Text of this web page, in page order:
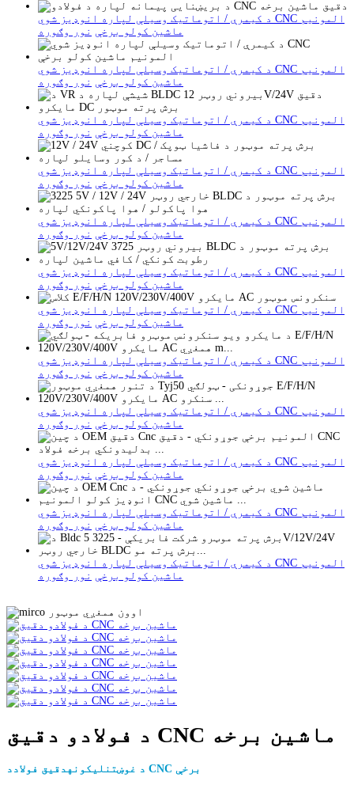
د کیمرې / اتوماتیک وسیلې لپاره انوډیز شوي CNC المونیم
ماشین کولو برخې نور وګوره
د کیمرې / اتوماتیک وسیلې لپاره انوډیز شوي CNC المونیم
ماشین کولو برخې نور وګوره
د کیمرې / اتوماتیک وسیلې لپاره انوډیز شوي CNC المونیم
ماشین کولو برخې نور وګوره
د کیمرې / اتوماتیک وسیلې لپاره انوډیز شوي CNC المونیم
ماشین کولو برخې نور وګوره
د کیمرې / اتوماتیک وسیلې لپاره انوډیز شوي CNC المونیم
ماشین کولو برخې نور وګوره
د کیمرې / اتوماتیک وسیلې لپاره انوډیز شوي CNC المونیم
ماشین کولو برخې نور وګوره
د کیمرې / اتوماتیک وسیلې لپاره انوډیز شوي CNC المونیم
ماشین کولو برخې نور وګوره
د کیمرې / اتوماتیک وسیلې لپاره انوډیز شوي CNC المونیم
ماشین کولو برخې نور وګوره
د کیمرې / اتوماتیک وسیلې لپاره انوډیز شوي CNC المونیم
ماشین کولو برخې نور وګوره
د کیمرې / اتوماتیک وسیلې لپاره انوډیز شوي CNC المونیم
ماشین کولو برخې نور وګوره
د کیمرې / اتوماتیک وسیلې لپاره انوډیز شوي CNC المونیم
ماشین کولو برخې نور وګوره
د کیمرې / اتوماتیک وسیلې لپاره انوډیز شوي CNC المونیم
ماشین کولو برخې نور وګوره
د فولادو دقیق CNC ماشین برخه
د غوښتنلیکونهدقیق فولاد
د CNC برخې